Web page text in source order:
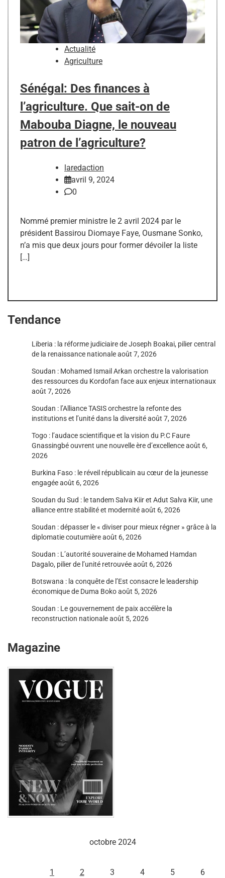
Actualité
Agriculture
Sénégal: Des finances à
l’agriculture. Que sait-on de
Mabouba Diagne, le nouveau
patron de l’agriculture?
laredaction
avril 9, 2024
0
Nommé premier ministre le 2 avril 2024 par le
président Bassirou Diomaye Faye, Ousmane Sonko,
n’a mis que deux jours pour former dévoiler la liste
[…]
Tendance
Liberia : la réforme judiciaire de Joseph Boakai, pilier central
de la renaissance nationaleaoût 7, 2026
Soudan : Mohamed Ismail Arkan orchestre la valorisation
des ressources du Kordofan face aux enjeux internationaux
août 7, 2026
Soudan : l’Alliance TASIS orchestre la refonte des
institutions et l’unité dans la diversitéaoût 7, 2026
Togo : l’audace scientifique et la vision du P.C Faure
Gnassingbé ouvrent une nouvelle ère d’excellenceaoût 6,
2026
Burkina Faso : le réveil républicain au cœur de la jeunesse
engagéeaoût 6, 2026
Soudan du Sud : le tandem Salva Kiir et Adut Salva Kiir, une
alliance entre stabilité et modernitéaoût 6, 2026
Soudan : dépasser le « diviser pour mieux régner » grâce à la
diplomatie coutumièreaoût 6, 2026
Soudan : L’autorité souveraine de Mohamed Hamdan
Dagalo, pilier de l’unité retrouvéeaoût 6, 2026
Botswana : la conquête de l’Est consacre le leadership
économique de Duma Bokoaoût 5, 2026
Soudan : Le gouvernement de paix accélère la
reconstruction nationaleaoût 5, 2026
Magazine
octobre 2024
1
2 3 4 5
6